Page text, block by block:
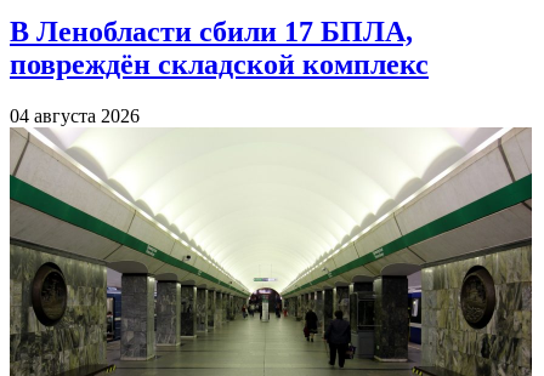
В Ленобласти сбили 17 БПЛА,
повреждён складской комплекс
04 августа 2026